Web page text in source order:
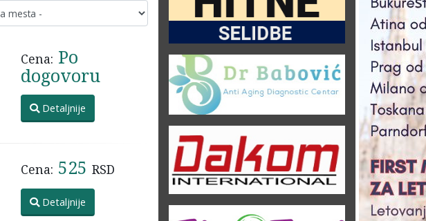
Cena: Po
dogovoru
Detaljnije
Cena: 525 RSD
Detaljnije